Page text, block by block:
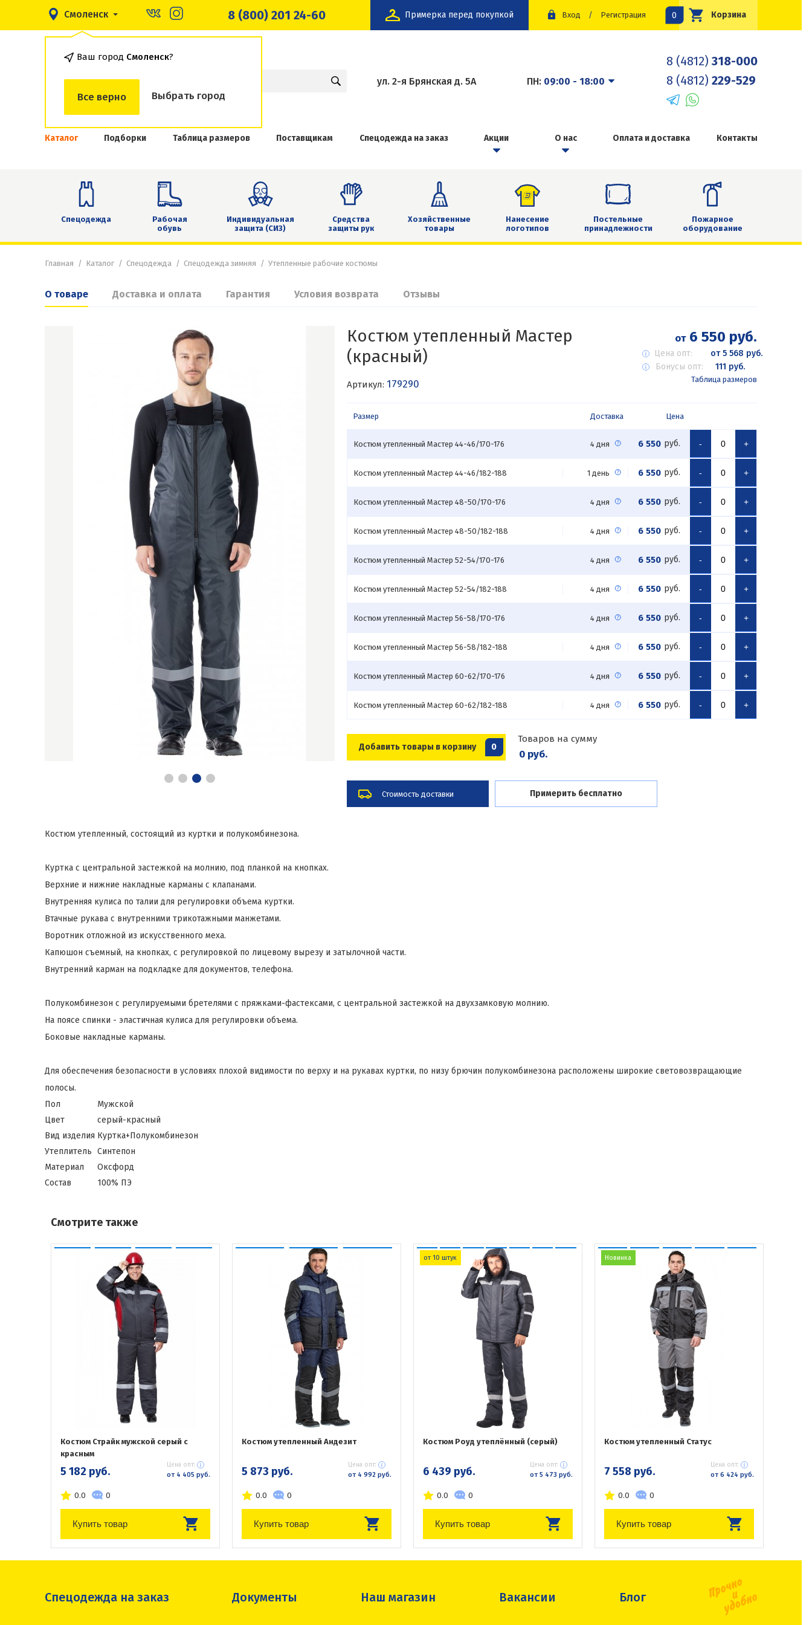
Смоленск
Ваш город Смоленск?
Все верно Выбрать город
8 (800) 201 24-60 Примерка перед покупкой Вход / Регистрация Корзина
0
ул. 2-я Брянская д. 5А ПН: 09:00 - 18:00
8 (4812) 318-000
8 (4812) 229-529
Каталог Подборки Таблица размеров Поставщикам Спецодежда на заказ Акции О нас Оплата и доставка Контакты
Спецодежда
Рабочая
обувь
Индивидуальная
защита (СИЗ)
Средства
защиты рук
Хозяйственные
товары
Нанесение
логотипов
Постельные
принадлежности
Пожарное
оборудование
Главная Каталог Спецодежда Спецодежда зимняя Утепленные рабочие костюмы
О товаре Доставка и оплата Гарантия Условия возврата Отзывы
Костюм утепленный Мастер
(красный)
Артикул: 179290
от6 550 руб.
Цена опт:
от 5 568 руб.
Бонусы опт:
111 руб.
Таблица размеров
Размер Доставка Цена
Костюм утепленный Мастер 44-46/170-176 4 дня 6 550 руб. - +
Костюм утепленный Мастер 44-46/182-188 1 день 6 550 руб. - +
Костюм утепленный Мастер 48-50/170-176 4 дня 6 550 руб. - +
Костюм утепленный Мастер 48-50/182-188 4 дня 6 550 руб. - +
Костюм утепленный Мастер 52-54/170-176 4 дня 6 550 руб. - +
Костюм утепленный Мастер 52-54/182-188 4 дня 6 550 руб. - +
Костюм утепленный Мастер 56-58/170-176 4 дня 6 550 руб. - +
Костюм утепленный Мастер 56-58/182-188 4 дня 6 550 руб. - +
Костюм утепленный Мастер 60-62/170-176 4 дня 6 550 руб. - +
Костюм утепленный Мастер 60-62/182-188 4 дня 6 550 руб. - +
Добавить товары в корзину 0
Товаров на сумму
0 руб.
Стоимость доставки Примерить бесплатно
Костюм утепленный, состоящий из куртки и полукомбинезона.
Куртка с центральной застежкой на молнию, под планкой на кнопках.
Верхние и нижние накладные карманы с клапанами.
Внутренняя кулиса по талии для регулировки объема куртки.
Втачные рукава с внутренними трикотажными манжетами.
Воротник отложной из искусственного меха.
Капюшон съемный, на кнопках, с регулировкой по лицевому вырезу и затылочной части.
Внутренний карман на подкладке для документов, телефона.
Полукомбинезон с регулируемыми бретелями с пряжками-фастексами, с центральной застежкой на двухзамковую молнию.
На поясе спинки - эластичная кулиса для регулировки объема.
Боковые накладные карманы.
Для обеспечения безопасности в условиях плохой видимости по верху и на рукавах куртки, по низу брючин полукомбинезона расположены широкие световозвращающие
полосы.
Пол
Мужской
Цвет
серый-красный
Вид изделия Куртка+Полукомбинезон
Утеплитель Синтепон
Материал
Оксфорд
Состав
100% ПЭ
Смотрите также
Костюм Страйк мужской серый с
красным
5 182 руб. Цена опт:
от 4 405 руб.
0.0 0
Купить товар
Костюм утепленный Андезит
5 873 руб. Цена опт:
от 4 992 руб.
0.0 0
Купить товар
от 10 штук
Костюм Роуд утеплённый (серый)
6 439 руб. Цена опт:
от 5 473 руб.
0.0 0
Купить товар
Новинка
Костюм утепленный Статус
7 558 руб. Цена опт:
от 6 424 руб.
0.0 0
Купить товар
Спецодежда на заказ Документы Наш магазин Вакансии Блог